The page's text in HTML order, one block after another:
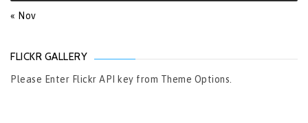
« Nov
FLICKR GALLERY
Please Enter Flickr API key from Theme Options.